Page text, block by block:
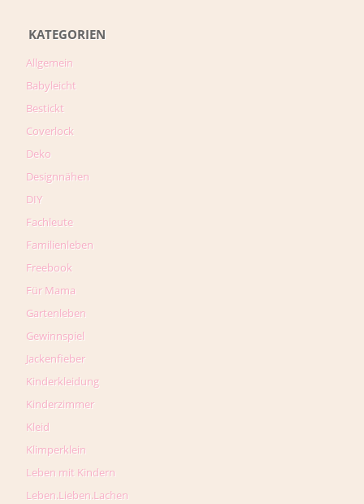
KATEGORIEN
Allgemein
Babyleicht
Bestickt
Coverlock
Deko
Designnähen
DIY
Fachleute
Familienleben
Freebook
Für Mama
Gartenleben
Gewinnspiel
Jackenfieber
Kinderkleidung
Kinderzimmer
Kleid
Klimperklein
Leben mit Kindern
Leben.Lieben.Lachen